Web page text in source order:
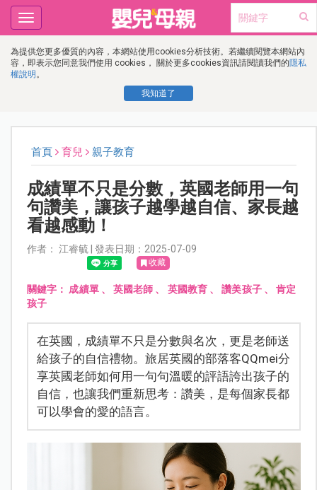
為提供您更多優質的內容，本網站使用cookies分析技術。若繼續閱覽本網站內
容，即表示您同意我們使用 cookies， 關於更多cookies資訊請閱讀我們的隱私
權說明 。
我知道了
Toggle
navigation
首頁 育兒 親子教育
成績單不只是分數，英國老師用一句
句讚美，讓孩子越學越自信、家長越
看越感動！
作者： 江睿毓 | 發表日期：2025-07-09
收藏
關鍵字： 成績單、英國老師 、 英國教育 、讚美孩子、 肯定
孩子
在英國，成績單不只是分數與名次，更是老師送
給孩子的自信禮物。旅居英國的部落客QQmei分
享英國老師如何用一句句溫暖的評語誇出孩子的
自信，也讓我們重新思考：讚美，是每個家長都
可以學會的愛的語言。